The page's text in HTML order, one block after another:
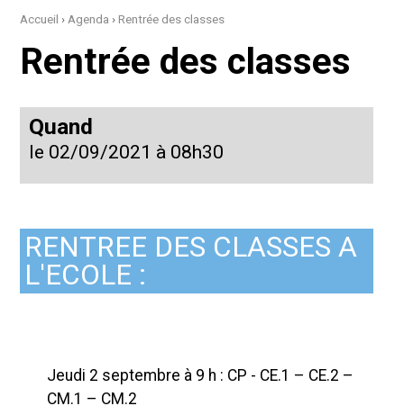
Accueil ›Agenda ›Rentrée des classes
Rentrée des classes
Quand
le 02/09/2021 à 08h30
RENTREE DES CLASSES A
L'ECOLE :
Jeudi 2 septembre à 9 h : CP - CE.1 – CE.2 –
CM.1 – CM.2